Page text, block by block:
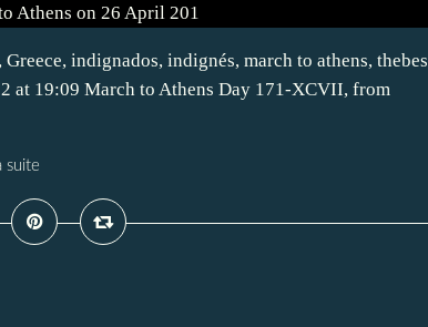
indignados, indignés, march to athens, thebes
at 19:09 March to Athens Day 171-XCVII, from
suite